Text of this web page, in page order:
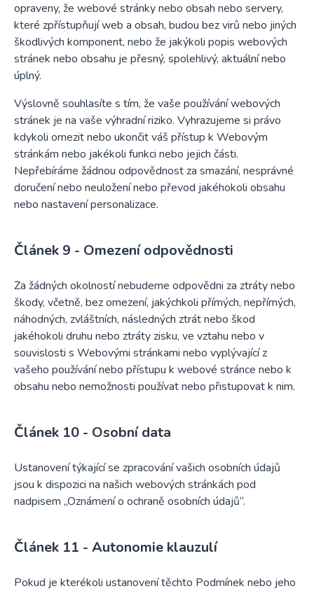
opraveny, že webové stránky nebo obsah nebo servery,
které zpřístupňují web a obsah, budou bez virů nebo jiných
škodlivých komponent, nebo že jakýkoli popis webových
stránek nebo obsahu je přesný, spolehlivý, aktuální nebo
úplný.
Výslovně souhlasíte s tím, že vaše používání webových
stránek je na vaše výhradní riziko. Vyhrazujeme si právo
kdykoli omezit nebo ukončit váš přístup k Webovým
stránkám nebo jakékoli funkci nebo jejich části.
Nepřebíráme žádnou odpovědnost za smazání, nesprávné
doručení nebo neuložení nebo převod jakéhokoli obsahu
nebo nastavení personalizace.
Omezení odpovědnosti
Za žádných okolností nebudeme odpovědni za ztráty nebo
škody, včetně, bez omezení, jakýchkoli přímých, nepřímých,
náhodných, zvláštních, následných ztrát nebo škod
jakéhokoli druhu nebo ztráty zisku, ve vztahu nebo v
souvislosti s Webovými stránkami nebo vyplývající z
vašeho používání nebo přístupu k webové stránce nebo k
obsahu nebo nemožnosti používat nebo přistupovat k nim.
Osobní data
Ustanovení týkající se zpracování vašich osobních údajů
jsou k dispozici na našich webových stránkách pod
nadpisem „Oznámení o ochraně osobních údajů“.
Autonomie klauzulí
Pokud je kterékoli ustanovení těchto Podmínek nebo jeho